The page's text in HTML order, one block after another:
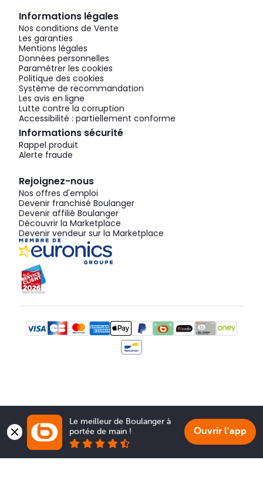
Informations légales
Nos conditions de Vente
Les garanties
Mentions légales
Données personnelles
Paramétrer les cookies
Politique des cookies
Système de recommandation
Les avis en ligne
Lutte contre la corruption
Accessibilité : partiellement conforme
Informations sécurité
Rappel produit
Alerte fraude
Rejoignez-nous
Nos offres d'emploi
Devenir franchisé Boulanger
Devenir affilié Boulanger
Découvrir la Marketplace
Devenir vendeur sur la Marketplace
Le meilleur de Boulanger à
portée de main !
Ouvrir l'app